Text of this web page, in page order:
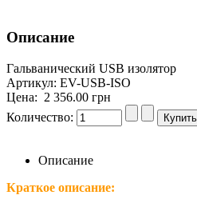
Описание
Гальванический USB изолятор
Артикул: EV-USB-ISO
Цена: 2 356.00 грн
Количество:
Описание
Краткое описание: